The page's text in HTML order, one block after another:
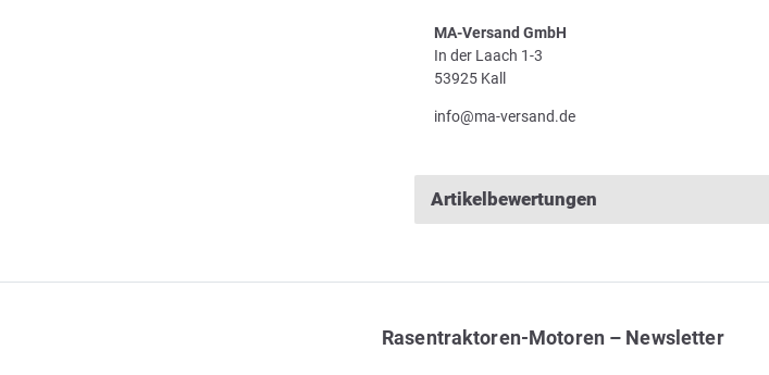
MA-Versand GmbH
In der Laach 1-3
53925 Kall
info@ma-versand.de
Artikelbewertungen
Rasentraktoren-Motoren – Newsletter